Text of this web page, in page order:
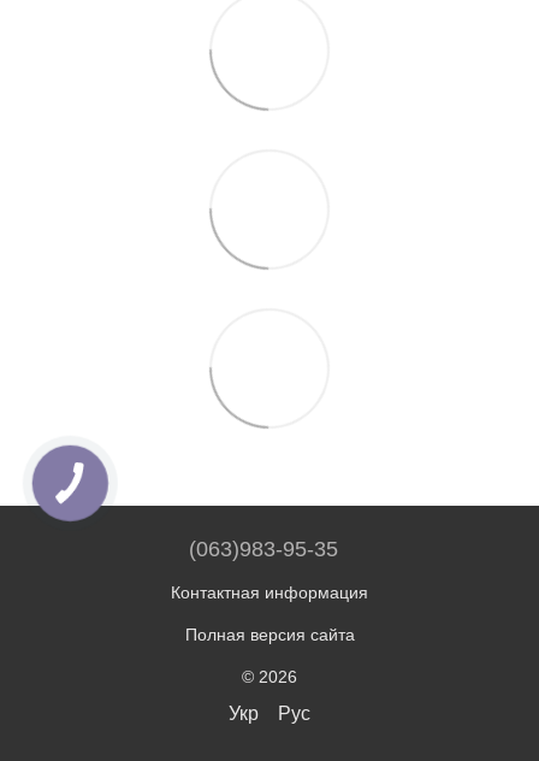
(063)983-95-35
Контактная информация
Полная версия сайта
© 2026
Укр Рус